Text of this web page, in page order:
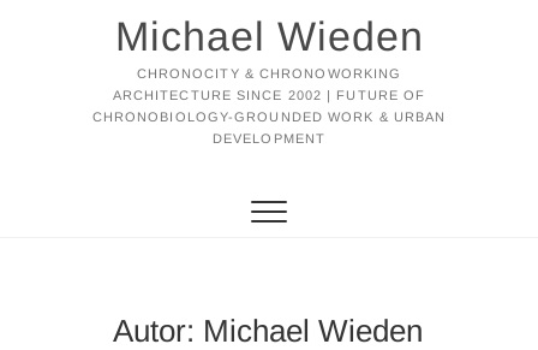
Michael Wieden
CHRONOCITY & CHRONOWORKING
ARCHITECTURE SINCE 2002 | FUTURE OF
CHRONOBIOLOGY-GROUNDED WORK & URBAN
DEVELOPMENT
Autor: Michael Wieden